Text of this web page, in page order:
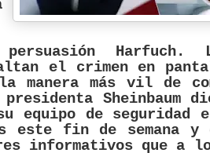
persuasión Harfuch.
el crimen en
la manera más vil de
Sheinbaum
equipo de seguridad
este fin de semana y
informativos que a